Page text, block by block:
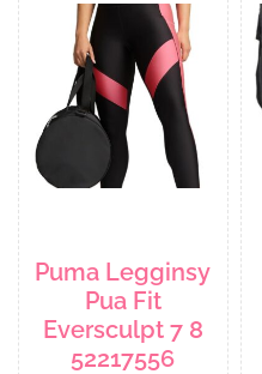
Puma Legginsy
Pua Fit
Eversculpt 7 8
52217556